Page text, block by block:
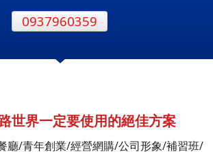
0937960359
世界一定要使用的絕佳方案
廳/青年創業/經營網購/公司形象/補習班/